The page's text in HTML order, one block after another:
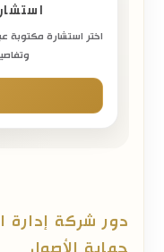
اختر استشارة مكتوبة
دور شركة إدارة
حماية الأصول